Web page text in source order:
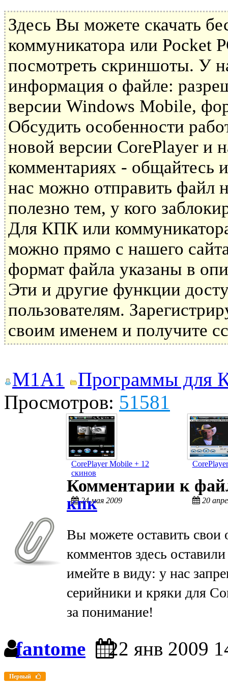
Здесь Вы можете скачать
коммуникатора или Pocket
посмотреть скриншоты. У
информация о файле:
версии Windows Mobile,
Обсудить особенности
новой версии CorePlayer и
комментариях - общайтесь
нас можно отправить файл
полезно тем, у кого
Для КПК или
можно прямо с нашего
формат файла указаны в
Эти и другие функции
пользователям.
своим именем и получите
M1A1
Программы для
Просмотров: 51581
CorePlayer Mobile + 12
скинов
24 мая 2009
CorePlayer
20
Комментарии к
кпк
Вы можете оставить свои
комментов здесь
имейте в виду: у нас
серийники и кряки для
за понимание!
fantome 22 янв 2009
Первый